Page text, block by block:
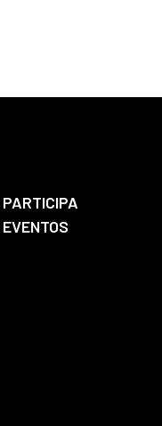
PARTICIPA
EVENTOS